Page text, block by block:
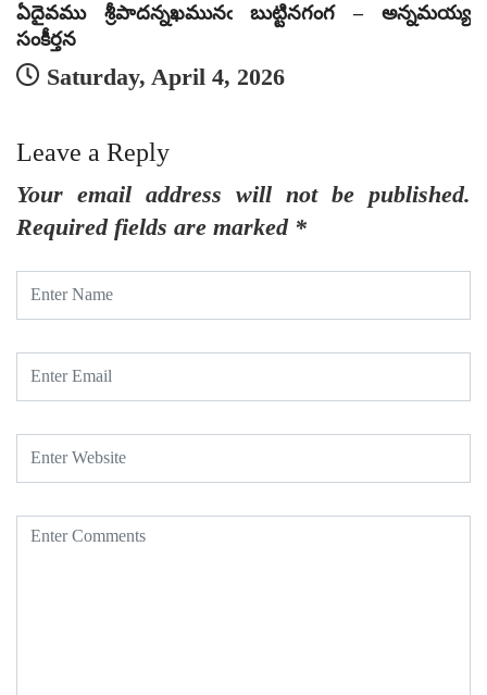
ఏదైవము శ్రీపాదన్నఖమునఁ బుట్టినగంగ – అన్నమయ్య
సంకీర్తన
Saturday, April 4, 2026
Leave a Reply
Your email address will not be published.
Required fields are marked *